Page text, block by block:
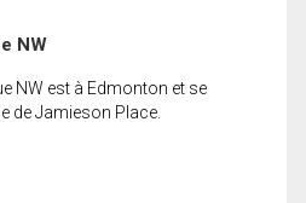
NW
NW est à Edmonton et se
de Jamieson Place.